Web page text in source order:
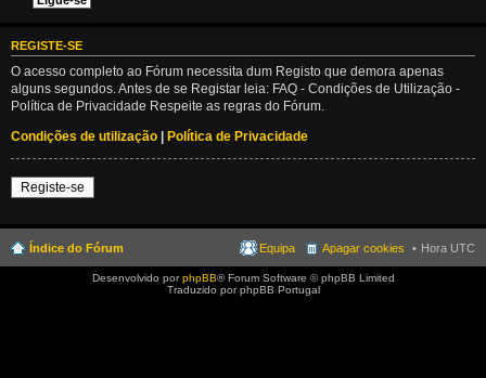
REGISTE-SE
O acesso completo ao Fórum necessita dum Registo que demora apenas
alguns segundos. Antes de se Registar leia: FAQ - Condições de Utilização -
Política de Privacidade Respeite as regras do Fórum.
Condições de utilização | Política de Privacidade
Registe-se
Índice do Fórum Hora UTC
Apagar cookies
Equipa
Desenvolvido porphpBB® Forum Software © phpBB Limited
Traduzido por phpBB Portugal